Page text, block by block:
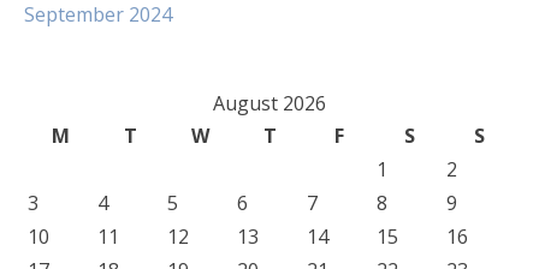
September 2024
August 2026
M
T W T F S
S
1
2
3
4 5 6 7 8
9
10
11 12 13 14 15
16